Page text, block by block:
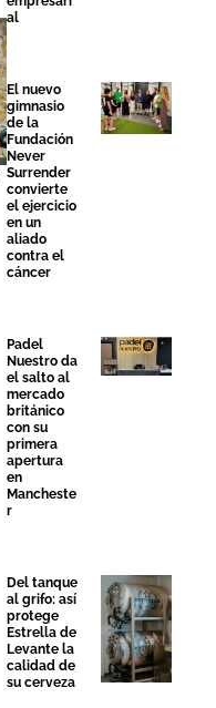
al
El nuevo
gimnasio
de la
Fundación
Never
Surrender
convierte
el ejercicio
en un
aliado
contra el
cáncer
Padel
Nuestro da
el salto al
mercado
británico
con su
primera
apertura
en
Mancheste
r
Del tanque
al grifo: así
protege
Estrella de
Levante la
calidad de
su cerveza